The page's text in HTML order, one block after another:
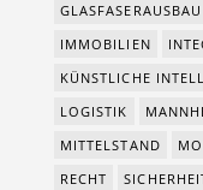
GLASFASERAUSBAU
IMMOBILIEN
KÜNSTLICHE
LOGISTIK
MITTELSTAND
RECHT